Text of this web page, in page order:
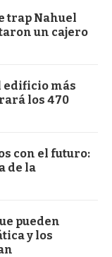
trap Nahuel
un cajero
edificio más
los 470
con el futuro:
de la
pueden
y los